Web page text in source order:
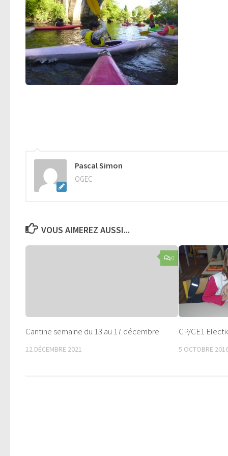
Pascal Simon
OGEC
VOUS AIMEREZ AUSSI...
0
Cantine semaine du 13 au 17 décembre
12 DÉCEMBRE 2021
CP/CE1
5 OCTOBRE